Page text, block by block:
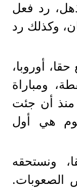
رد فعل
وكذلك رد
أوروبا،
أوروبا، 62 نقطة، ومباراة
منذ أن جئت
هي أول
ونستحقه
الصعوبات.